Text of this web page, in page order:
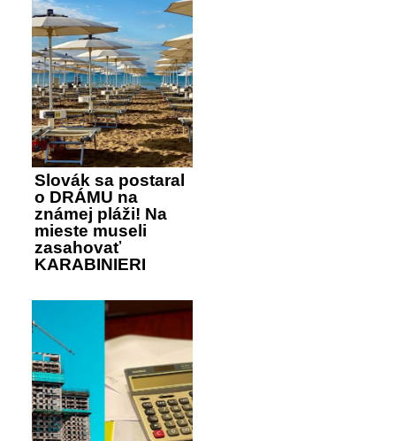
Slovák sa postaral
o DRÁMU na
známej pláži! Na
mieste museli
zasahovať
KARABINIERI